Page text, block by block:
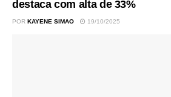
destaca com alta de 33%
POR KAYENE SIMAO 19/10/2025